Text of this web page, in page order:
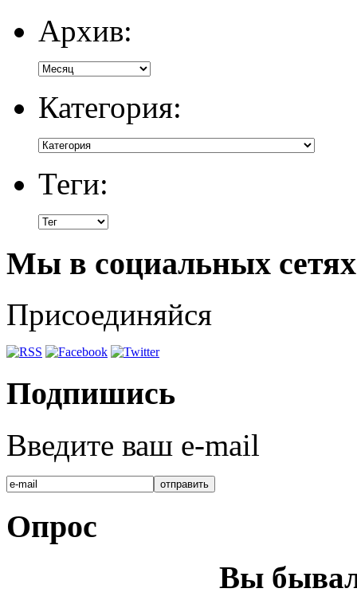
Архив:
Категория:
Теги:
Мы в социальных сетях
Присоединяйся
Подпишись
Введите ваш e-mail
Опрос
Вы